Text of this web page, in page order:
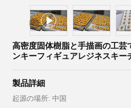
高密度固体樹脂と手描画の工芸
ンキーフィギュアレジネスキー
製品詳細
起源の場所: 中国